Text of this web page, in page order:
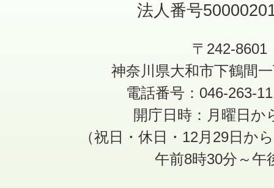
法人番号
〒242-8601
神奈川県大和市下鶴間
電話番号：046-263-
開庁日時：月曜日か
（祝日・休日・12月29日か
午前8時30分～午